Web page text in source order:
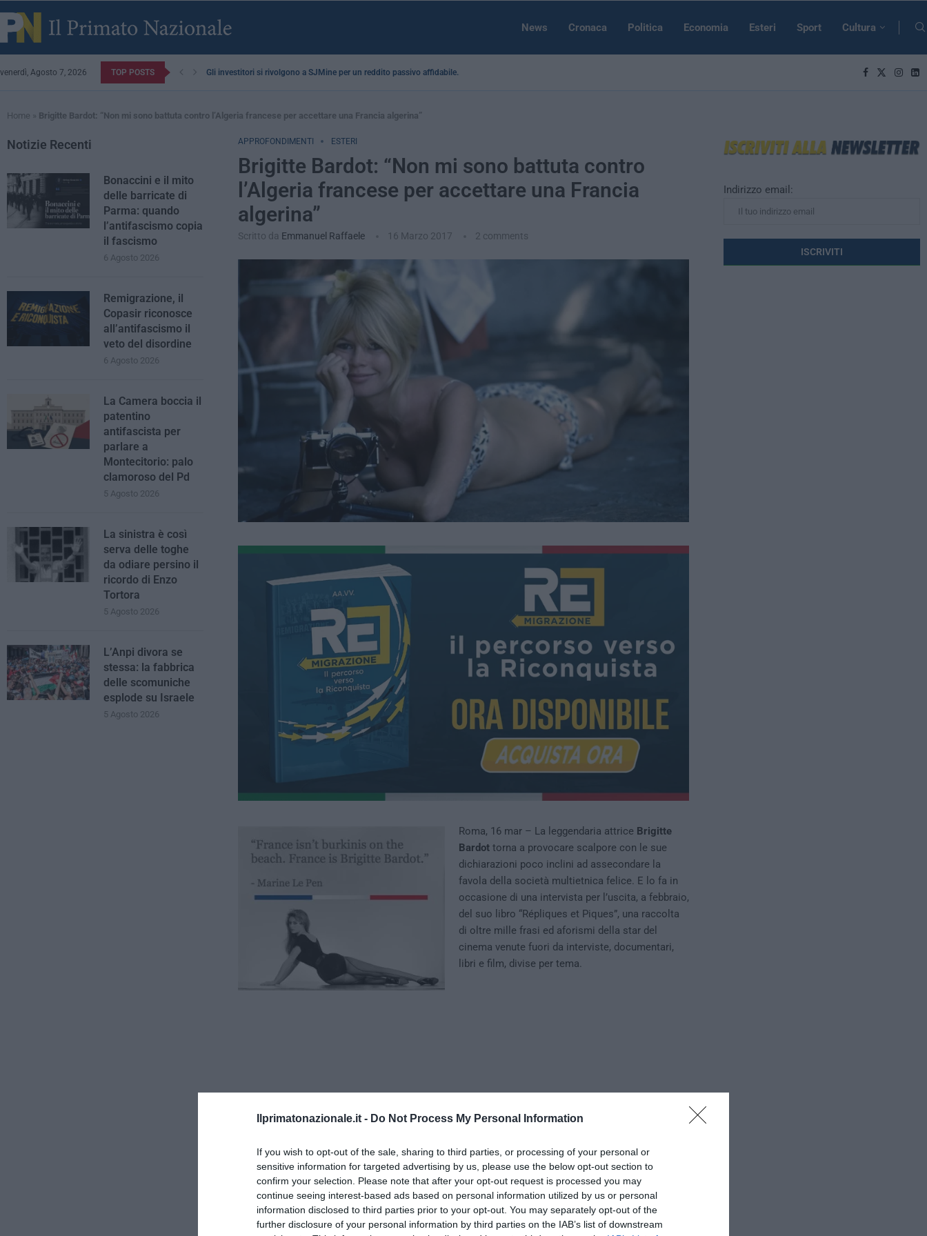
Ilprimatonazionale.it - Do Not Process My Personal Information
If you wish to opt-out of the sale, sharing to third parties, or processing of your personal or
sensitive information for targeted advertising by us, please use the below opt-out section to
confirm your selection. Please note that after your opt-out request is processed you may
continue seeing interest-based ads based on personal information utilized by us or personal
information disclosed to third parties prior to your opt-out. You may separately opt-out of the
further disclosure of your personal information by third parties on the IAB’s list of downstream
News Cronaca Politica Economia Esteri Sport Cultura
venerdì, Agosto 7, 2026 TOP POSTS Gli investitori si rivolgono a SJMine per un reddito passivo affidabile...
Home » Brigitte Bardot: “Non mi sono battuta contro l’Algeria francese per accettare una Francia algerina”
APPROFONDIMENTI ESTERI
Brigitte Bardot: “Non mi sono battuta contro
l’Algeria francese per accettare una Francia
algerina”
Scritto da Emmanuel Raffaele 16 Marzo 2017 2 comments
Roma, 16 mar – La leggendaria attrice Brigitte
Bardottorna a provocare scalpore con le sue
dichiarazioni poco inclini ad assecondare la
favola della società multietnica felice. E lo fa in
occasione di una intervista per l’uscita, a febbraio,
del suo libro “Répliques et Piques”, una raccolta
di oltre mille frasi ed aforismi della star del
cinema venute fuori da interviste, documentari,
libri e film, divise per tema.
Non li posso più di vedere, gli islamisti.Praticamente ovunque in Francia vedo burqa, è
Indirizzo email:
Notizie Recenti
Bonaccini e il mito
delle barricate di
Parma: quando
l’antifascismo copia
il fascismo
6 Agosto 2026
Remigrazione, il
Copasir riconosce
all’antifascismo il
veto del disordine
6 Agosto 2026
La Camera boccia il
patentino
antifascista per
parlare a
Montecitorio: palo
clamoroso del Pd
5 Agosto 2026
La sinistra è così
serva delle toghe
da odiare persino il
ricordo di Enzo
Tortora
5 Agosto 2026
L’Anpi divora se
stessa: la fabbrica
delle scomuniche
esplode su Israele
5 Agosto 2026